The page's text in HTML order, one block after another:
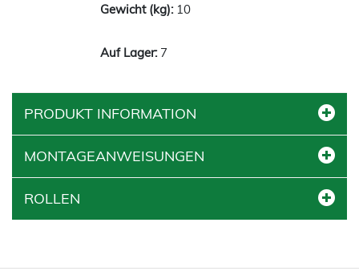
10
7
PRODUKT INFORMATION
MONTAGEANWEISUNGEN
ROLLEN